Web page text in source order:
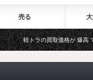
売る
軽トラの買取価格が 爆高 である